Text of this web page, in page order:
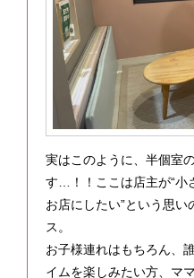
実はこのように、半個室
す…！！ここは店主が“小
お店にしたい”という思
ス。
お子様連れはもちろん、
イムを楽しみたい方、マ